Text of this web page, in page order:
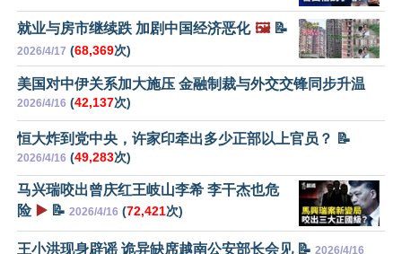
就业与房市继续跌 加剧中国经济恶化 🖼️📝
2026/4/17 (68,369次)
美国对中伊关系加大施压 金融制裁与外交交锋同步升温
2026/4/16 (42,137次)
恒大炸到党中央，许家印牵出多少正部以上官员？ 📝
2026/4/16 (49,283次)
马兴瑞咬出曾庆红王岐山李希 李干杰也危
险 ▶️ 📝 2026/4/16 (72,421次)
王小洪现身辟谣 诡异缺席越南公安部长会见 📝 2026/4/16